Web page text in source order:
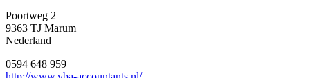
Poortweg 2
9363 TJ Marum
Nederland
0594 648 959